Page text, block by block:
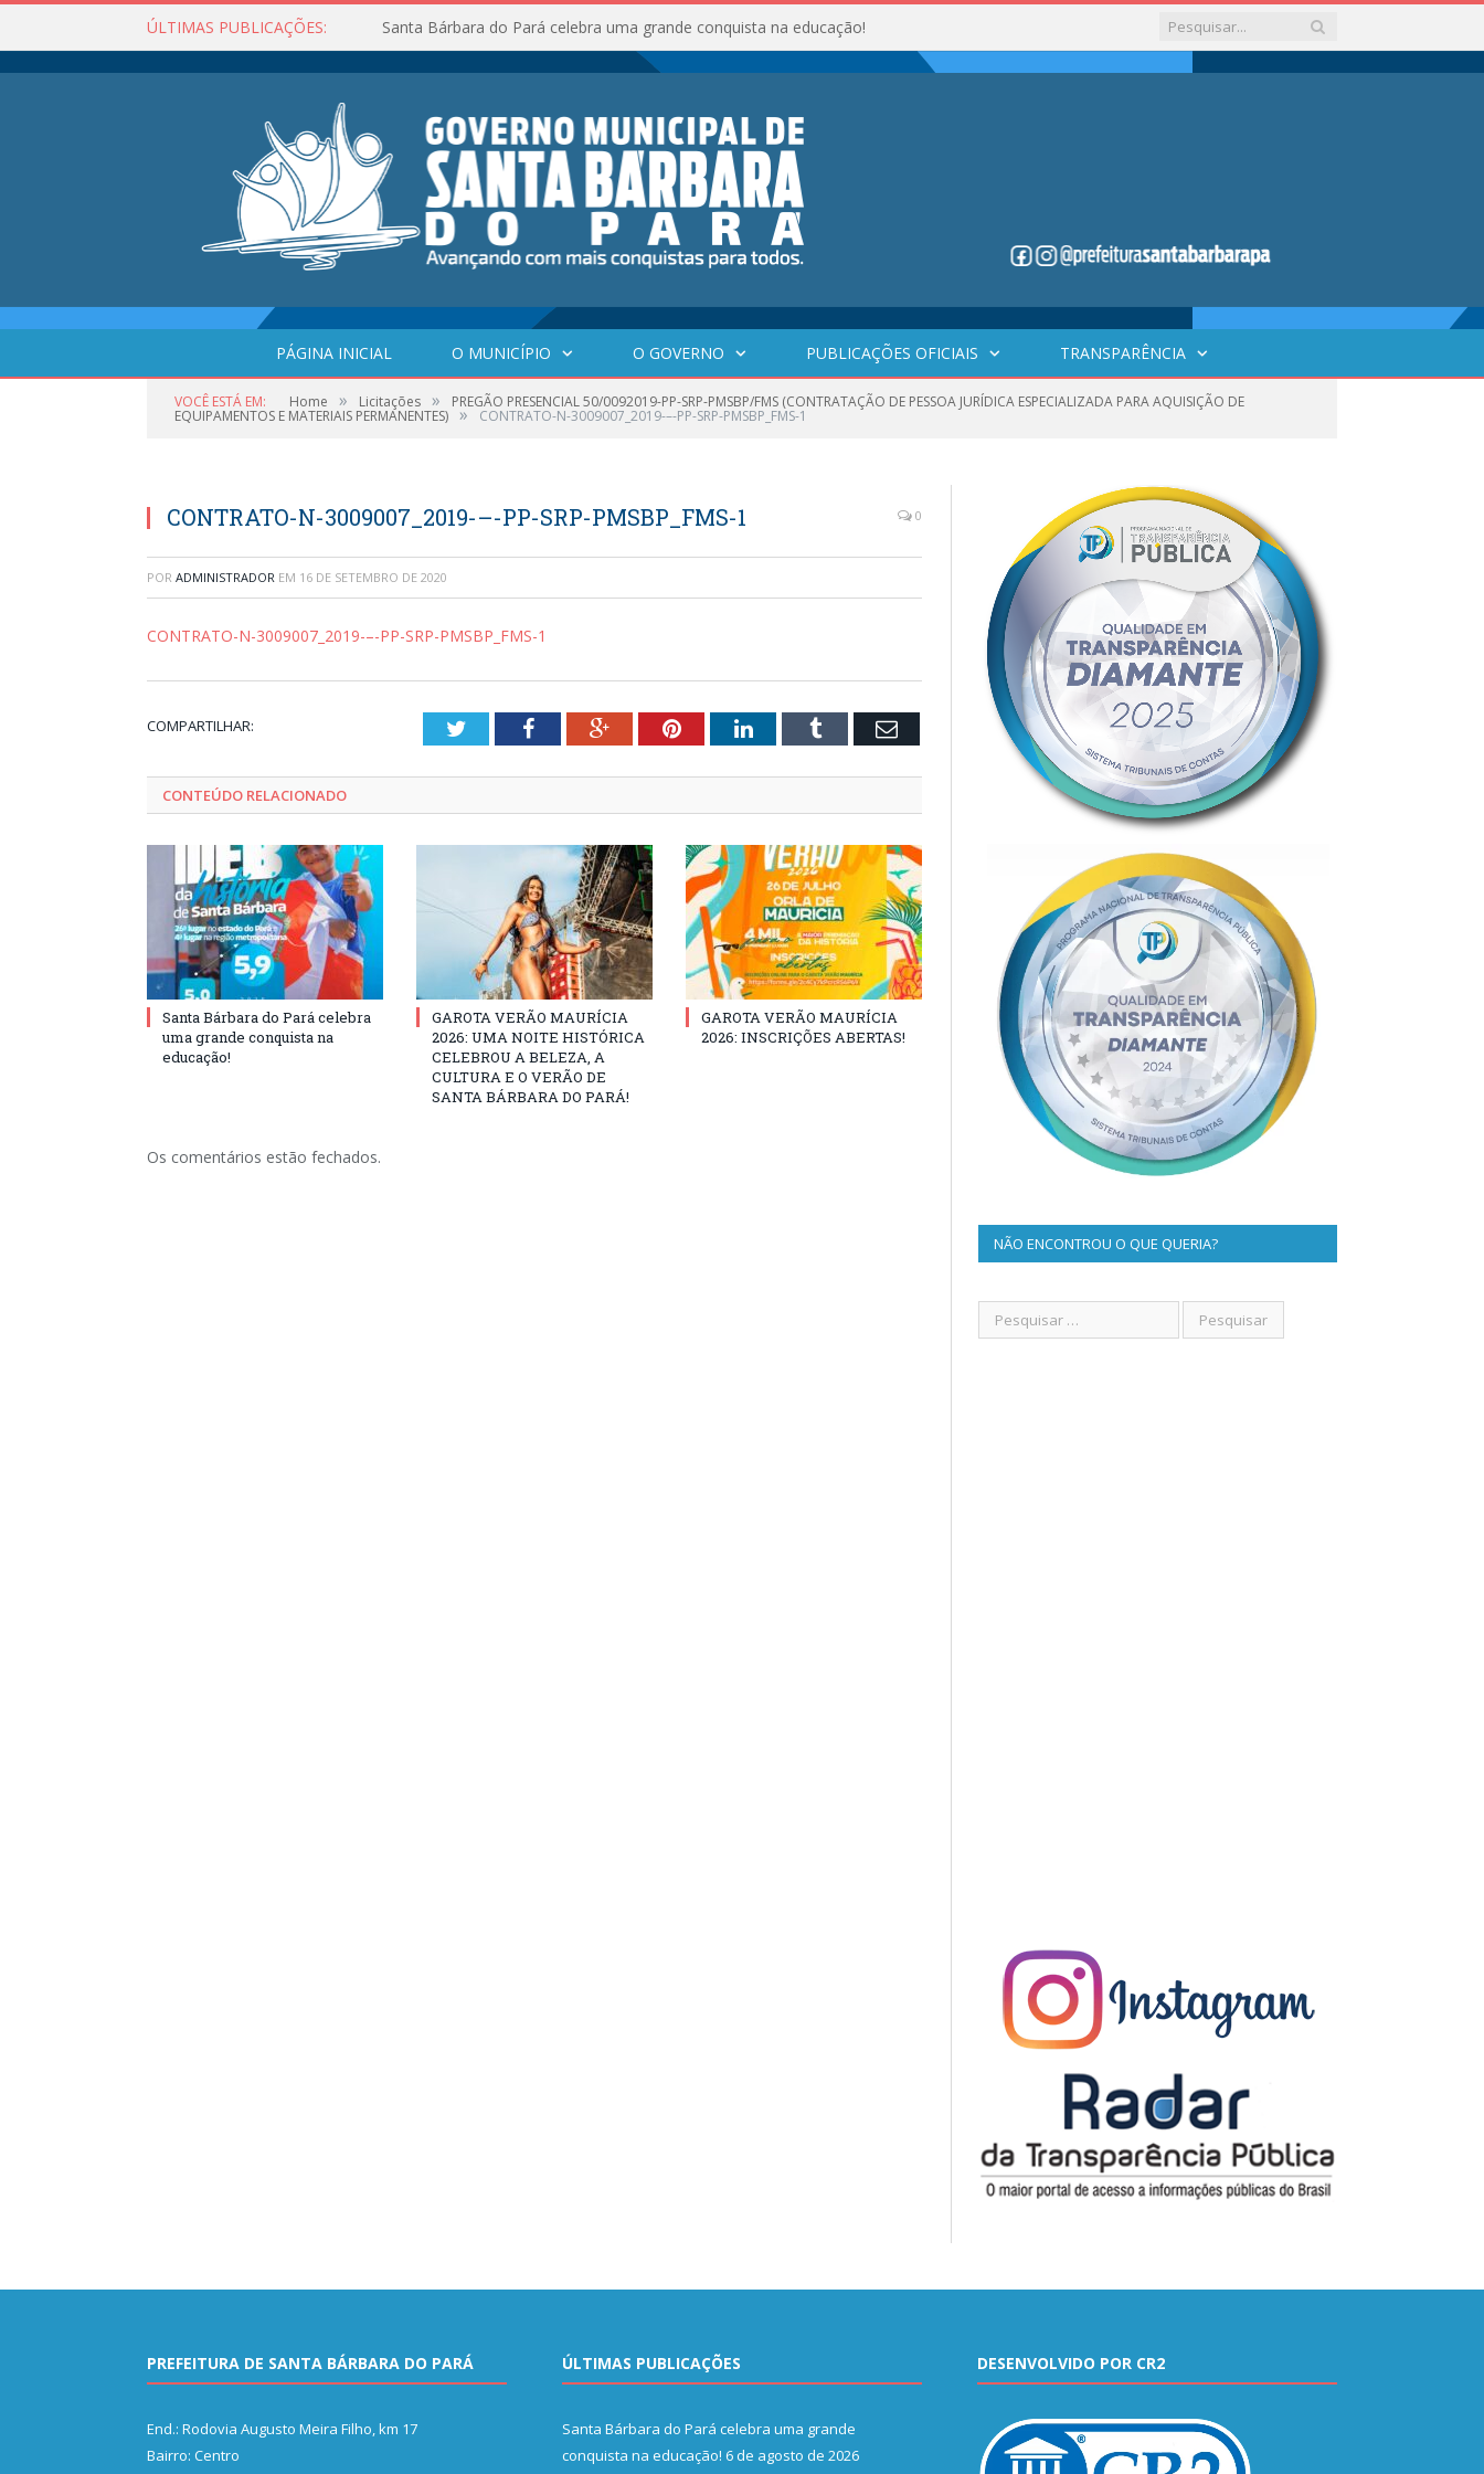
ÚLTIMAS PUBLICAÇÕES: Santa Bárbara do Pará celebra uma grande conquista na educação!
PÁGINA INICIAL O MUNICÍPIO O GOVERNO PUBLICAÇÕES OFICIAIS TRANSPARÊNCIA
VOCÊ ESTÁ EM: Home » Licitações » PREGÃO PRESENCIAL 50/0092019-PP-SRP-PMSBP/FMS (CONTRATAÇÃO DE PESSOA JURÍDICA ESPECIALIZADA PARA AQUISIÇÃO DE
EQUIPAMENTOS E MATERIAIS PERMANENTES) » CONTRATO-N-3009007_2019-–-PP-SRP-PMSBP_FMS-1
CONTRATO-N-3009007_2019-–-PP-SRP-PMSBP_FMS-1 0
POR ADMINISTRADOR EM 16 DE SETEMBRO DE 2020
CONTRATO-N-3009007_2019-–-PP-SRP-PMSBP_FMS-1
COMPARTILHAR: TwitterFacebookGoogle+PinterestLinkedInTumblr Email
CONTEÚDO RELACIONADO
Santa Bárbara do Pará celebra
uma grande conquista na
educação!
GAROTA VERÃO MAURÍCIA
2026: UMA NOITE HISTÓRICA
CELEBROU A BELEZA, A
CULTURA E O VERÃO DE
SANTA BÁRBARA DO PARÁ!
GAROTA VERÃO MAURÍCIA
2026: INSCRIÇÕES ABERTAS!
Os comentários estão fechados.
NÃO ENCONTROU O QUE QUERIA?
PREFEITURA DE SANTA BÁRBARA DO PARÁ
End.: Rodovia Augusto Meira Filho, km 17
Bairro: Centro
ÚLTIMAS PUBLICAÇÕES
Santa Bárbara do Pará celebra uma grande
conquista na educação! 6 de agosto de 2026
DESENVOLVIDO POR CR2